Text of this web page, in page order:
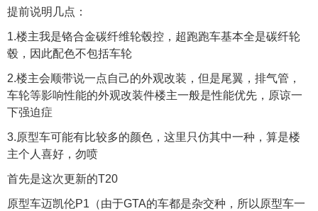
提前说明几点：
1.楼主我是铬合金碳纤维轮毂控，超跑跑车基本全是碳纤轮
毂，因此配色不包括车轮
2.楼主会顺带说一点自己的外观改装，但是尾翼，排气管，
车轮等影响性能的外观改装件楼主一般是性能优先，原谅一
下强迫症
3.原型车可能有比较多的颜色，这里只仿其中一种，算是楼
主个人喜好，勿喷
首先是这次更新的T20
原型车迈凯伦P1（由于GTA的车都是杂交种，所以原型车一